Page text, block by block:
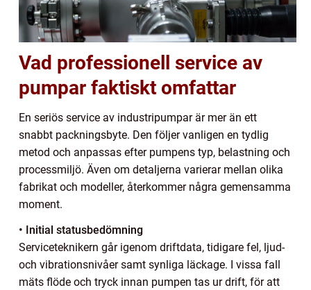
Vad professionell service av
pumpar faktiskt omfattar
En seriös service av industripumpar är mer än ett
snabbt packningsbyte. Den följer vanligen en tydlig
metod och anpassas efter pumpens typ, belastning och
processmiljö. Även om detaljerna varierar mellan olika
fabrikat och modeller, återkommer några gemensamma
moment.
• Initial statusbedömning
Serviceteknikern går igenom driftdata, tidigare fel, ljud-
och vibrationsnivåer samt synliga läckage. I vissa fall
mäts flöde och tryck innan pumpen tas ur drift, för att